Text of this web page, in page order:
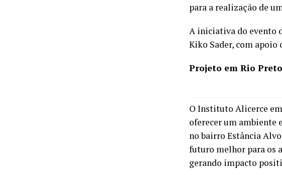
para a realização de
A iniciativa do evento
Kiko Sader, com apoio
Projeto em Rio Preto
O Instituto Alicerce
oferecer um ambiente
no bairro Estância
futuro melhor para os
gerando impacto